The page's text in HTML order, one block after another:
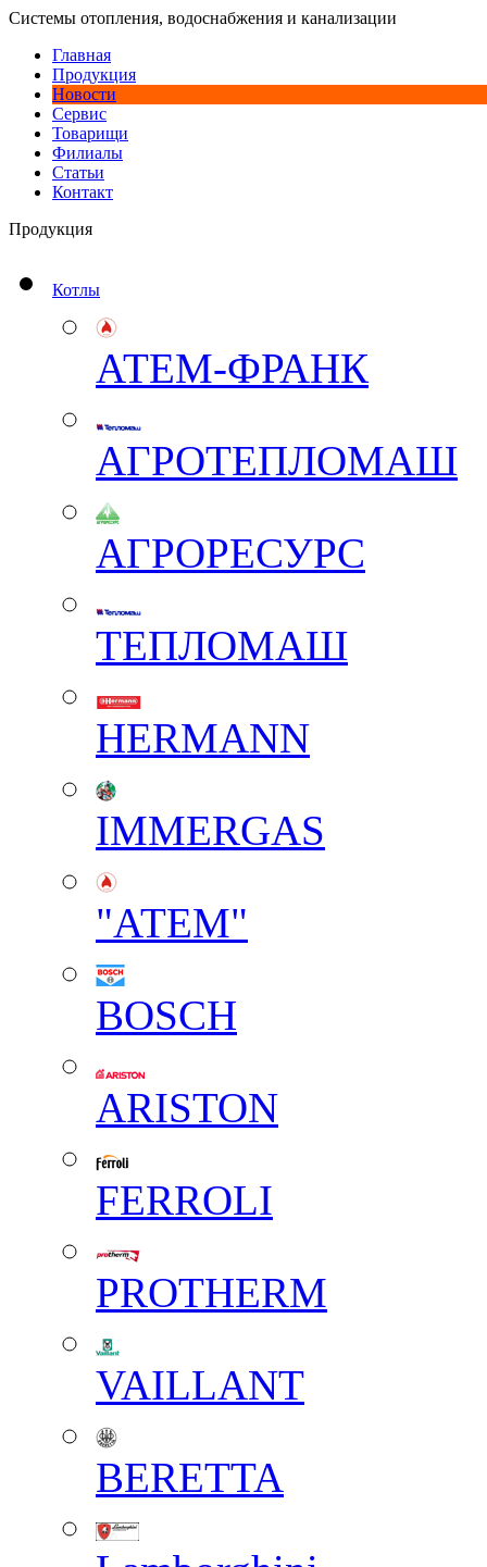
Системы отопления, водоснабжения и канализации
Главная
Продукция
Новости
Сервис
Товарищи
Филиалы
Статьи
Контакт
Продукция
Котлы
АТЕМ-ФРАНК
АГРОТЕПЛОМАШ
АГРОРЕСУРС
ТЕПЛОМАШ
HERMANN
IMMERGAS
"АТЕМ"
BOSCH
ARISTON
FERROLI
PROTHERM
VAILLANT
BERETTA